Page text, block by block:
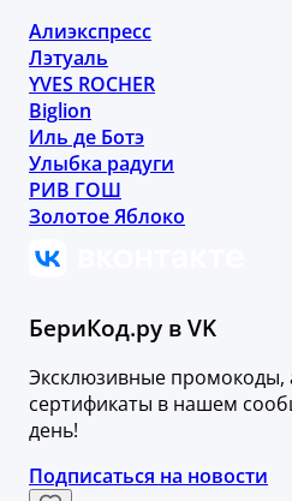
Алиэкспресс
Лэтуаль
YVES ROCHER
Biglion
Иль де Ботэ
Улыбка радуги
РИВ ГОШ
Золотое Яблоко
БериКод.ру в VK
Эксклюзивные промокоды,
сертификаты в нашем
день!
Подписаться на новости